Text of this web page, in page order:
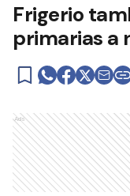
Frigerio
primarias a
Ads